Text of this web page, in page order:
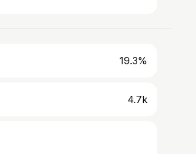
19.3%
4.7k